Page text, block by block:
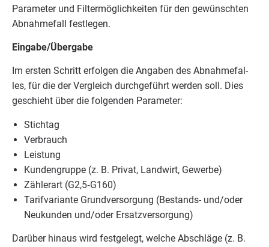
Para­me­ter und Fil­ter­mög­lich­kei­ten für den gewünsch­ten
Abnah­me­fall festlegen.
Eingabe/​Übergabe
Im ers­ten Schritt erfol­gen die Anga­ben des Abnah­me­fal­
les, für die der Ver­gleich durch­ge­führt wer­den soll. Dies
geschieht über die fol­gen­den Parameter:
Stich­tag
Ver­brauch
Leis­tung
Kun­den­grup­pe (z. B. Pri­vat, Land­wirt, Gewerbe)
Zäh­ler­art (G2,5‑G160)
Tarif­va­ri­an­te Grund­ver­sor­gung (Bestands- und/​oder
Neu­kun­den und/​oder Ersatzversorgung)
Dar­über hin­aus wird fest­ge­legt, wel­che Abschlä­ge (z. B.